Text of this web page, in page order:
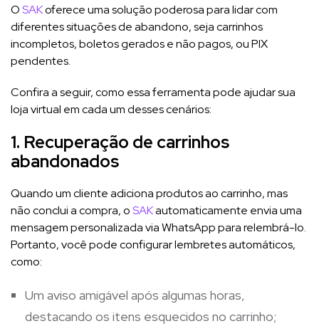
OSAKoferece uma solução poderosa para lidar com
diferentes situações de abandono, seja carrinhos
incompletos, boletos gerados e não pagos, ou PIX
pendentes.
Confira a seguir, como essa ferramenta pode ajudar sua
loja virtual em cada um desses cenários:
1. Recuperação de carrinhos
abandonados
Quando um cliente adiciona produtos ao carrinho, mas
não conclui a compra, oSAKautomaticamente envia uma
mensagem personalizada via WhatsApp para relembrá-lo.
Portanto, você pode configurar lembretes automáticos,
como:
Um aviso amigável após algumas horas,
destacando os itens esquecidos no carrinho;